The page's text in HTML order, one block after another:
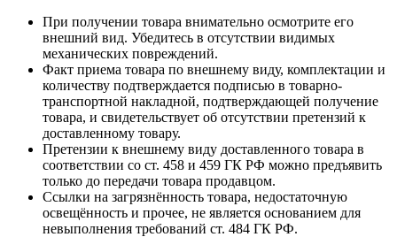
При получении товара внимательно осмотрите его
внешний вид. Убедитесь в отсутствии видимых
механических повреждений.
Факт приема товара по внешнему виду, комплектации и
количеству подтверждается подписью в товарно-
транспортной накладной, подтверждающей получение
товара, и свидетельствует об отсутствии претензий к
доставленному товару.
Претензии к внешнему виду доставленного товара в
соответствии со ст. 458 и 459 ГК РФ можно предъявить
только до передачи товара продавцом.
Ссылки на загрязнённость товара, недостаточную
освещённость и прочее, не является основанием для
невыполнения требований ст. 484 ГК РФ.